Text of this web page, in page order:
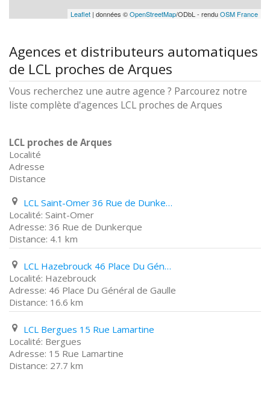
Leaflet | données ©OpenStreetMap/ODbL - renduOSM France
Agences et distributeurs automatiques
de LCL proches de Arques
Vous recherchez une autre agence ? Parcourez notre
liste complète d'agences LCL proches de Arques
LCL proches de Arques
Localité
Adresse
Distance
LCL Saint-Omer 36 Rue de Dunkerque
Saint-Omer
36 Rue de Dunkerque
4.1 km
LCL Hazebrouck 46 Place Du Général de Gaulle
Hazebrouck
46 Place Du Général de Gaulle
16.6 km
LCL Bergues 15 Rue Lamartine
Bergues
15 Rue Lamartine
27.7 km